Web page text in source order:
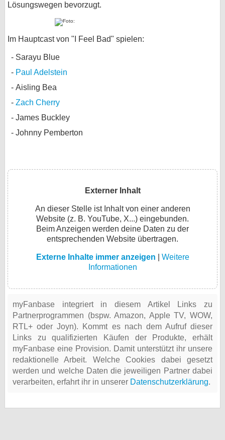
Lösungswegen bevorzugt.
Im Hauptcast von "I Feel Bad" spielen:
Sarayu Blue
Paul Adelstein
Aisling Bea
Zach Cherry
James Buckley
Johnny Pemberton
Externer Inhalt
An dieser Stelle ist Inhalt von einer anderen
Website (z. B. YouTube, X...) eingebunden.
Beim Anzeigen werden deine Daten zu der
entsprechenden Website übertragen.
Externe Inhalte immer anzeigen
Weitere
Informationen
myFanbase integriert in diesem Artikel Links zu
Partnerprogrammen (bspw. Amazon, Apple TV, WOW,
RTL+ oder Joyn). Kommt es nach dem Aufruf dieser
Links zu qualifizierten Käufen der Produkte, erhält
myFanbase eine Provision. Damit unterstützt ihr unsere
redaktionelle Arbeit. Welche Cookies dabei gesetzt
werden und welche Daten die jeweiligen Partner dabei
verarbeiten, erfahrt ihr in unserer Datenschutzerklärung.